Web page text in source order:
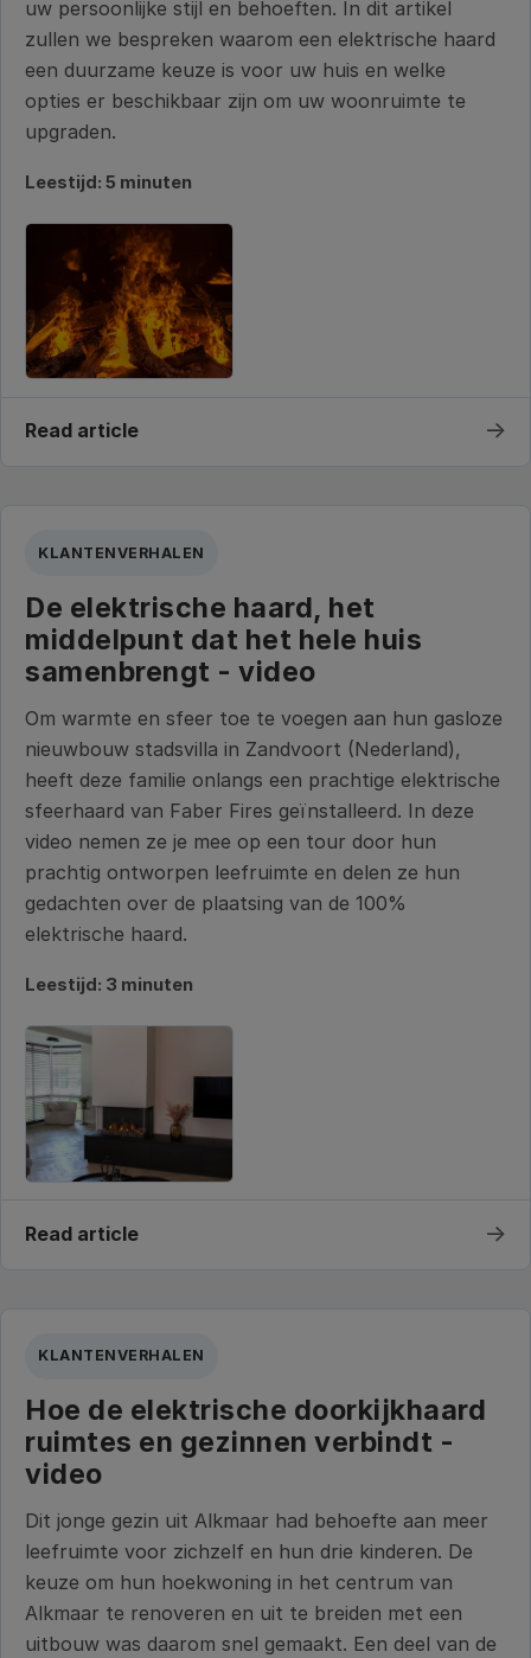
uw persoonlijke stijl en behoeften. In dit artikel
zullen we bespreken waarom een elektrische haard
een duurzame keuze is voor uw huis en welke
opties er beschikbaar zijn om uw woonruimte te
upgraden.
Leestijd: 5 minuten
Read article →
KLANTENVERHALEN
De elektrische haard, het
middelpunt dat het hele huis
samenbrengt - video
Om warmte en sfeer toe te voegen aan hun gasloze
nieuwbouw stadsvilla in Zandvoort (Nederland),
heeft deze familie onlangs een prachtige elektrische
sfeerhaard van Faber Fires geïnstalleerd. In deze
video nemen ze je mee op een tour door hun
prachtig ontworpen leefruimte en delen ze hun
gedachten over de plaatsing van de 100%
elektrische haard.
Leestijd: 3 minuten
Read article →
KLANTENVERHALEN
Hoe de elektrische doorkijkhaard
ruimtes en gezinnen verbindt -
video
Dit jonge gezin uit Alkmaar had behoefte aan meer
leefruimte voor zichzelf en hun drie kinderen. De
keuze om hun hoekwoning in het centrum van
Alkmaar te renoveren en uit te breiden met een
uitbouw was daarom snel gemaakt. Een deel van de